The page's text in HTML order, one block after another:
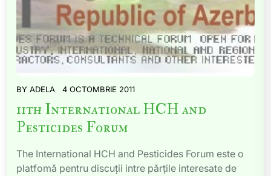
BY ADELA 4 OCTOMBRIE 2011
11th International HCH and
Pesticides Forum
The International HCH and Pesticides Forum este o
platfomă pentru discuții intre părțile interesate de